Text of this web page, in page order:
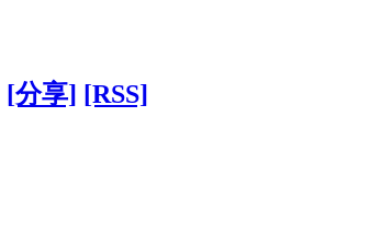
[分享] [RSS]